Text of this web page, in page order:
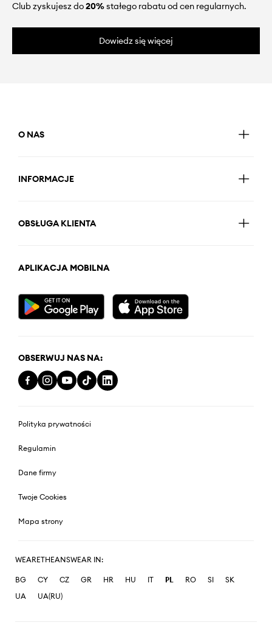
Club zyskujesz do20%stałego rabatu od cen regularnych.
Dowiedz się więcej
O NAS
INFORMACJE
OBSŁUGA KLIENTA
APLIKACJA MOBILNA
OBSERWUJ NAS NA:
Polityka prywatności
Regulamin
Dane firmy
Twoje Cookies
Mapa strony
WEARETHEANSWEAR IN:
BG CY CZ GR HR HU IT PL RO SI
SK
UA
UA(RU)